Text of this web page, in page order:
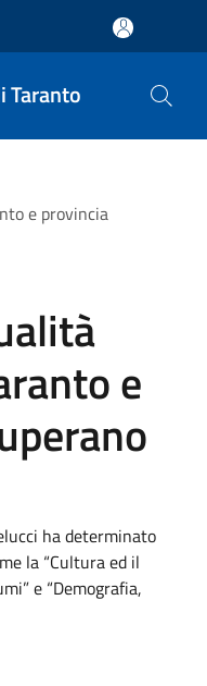
Taranto
e provincia
e
ha determinato
la “Cultura ed il
e “Demografia,